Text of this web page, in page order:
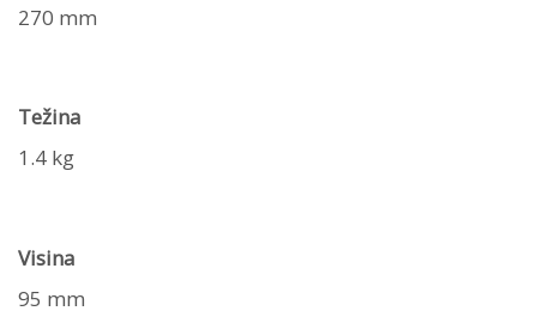
270 mm
Težina
1.4 kg
Visina
95 mm